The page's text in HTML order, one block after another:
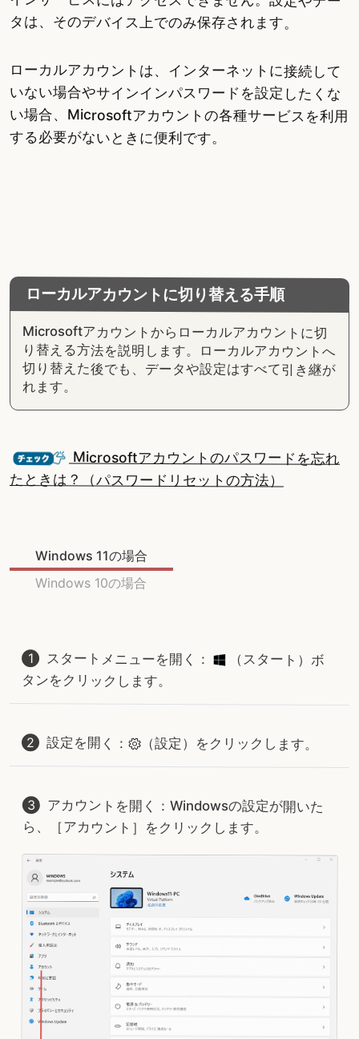
タは、そのデバイス上でのみ保存されます。
ローカルアカウントは、インターネットに接続して
いない場合やサインインパスワードを設定したくな
い場合、Microsoftアカウントの各種サービスを利用
する必要がないときに便利です。
ローカルアカウントに切り替える手順
Microsoftアカウントからローカルアカウントに切
り替える方法を説明します。ローカルアカウントへ
切り替えた後でも、データや設定はすべて引き継が
れます。
Microsoftアカウントのパスワードを忘れ
たときは？（パスワードリセットの方法）
Windows 11の場合
スタートメニューを開く： （スタート）ボ
タンをクリックします。
設定を開く： （設定）をクリックします。
アカウントを開く：Windowsの設定が開いた
ら、［アカウント］をクリックします。
Windows 10の場合